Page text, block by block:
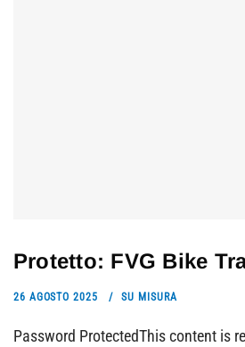
Protetto: FVG Bike
26 AGOSTO 2025 SU MISURA
Password ProtectedThis content is